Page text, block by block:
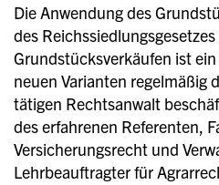
Die Anwendung des
des Reichssiedlungsgesetzes
Grundstücksverkäufen ist
neuen Varianten regelmäßig
tätigen Rechtsanwalt
des erfahrenen Referenten,
Versicherungsrecht und
Lehrbeauftragter für